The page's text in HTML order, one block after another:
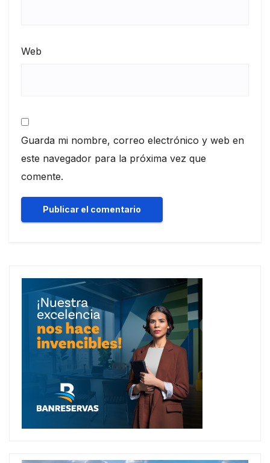
Web
Guarda mi nombre, correo electrónico y web en
este navegador para la próxima vez que
comente.